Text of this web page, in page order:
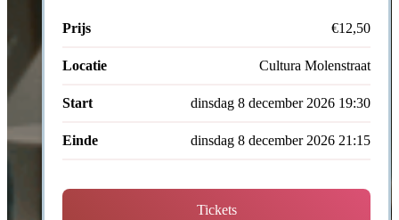
Prijs €12,50
Locatie Cultura Molenstraat
Start dinsdag 8 december 2026 19:30
Einde dinsdag 8 december 2026 21:15
Tickets